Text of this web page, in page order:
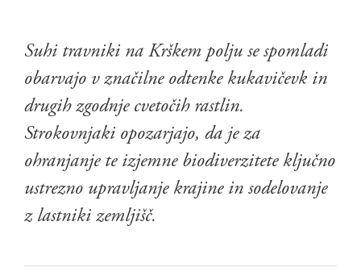
Suhi travniki na Krškem polju se spomladi
obarvajo v značilne odtenke kukavičevk in
drugih zgodnje cvetočih rastlin.
Strokovnjaki opozarjajo, da je za
ohranjanje te izjemne biodiverzitete ključno
ustrezno upravljanje krajine in sodelovanje
z lastniki zemljišč.